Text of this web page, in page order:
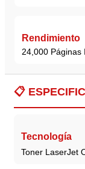
Rendimiento
24,000 Páginas
📋
Tecnología
Toner LaserJet